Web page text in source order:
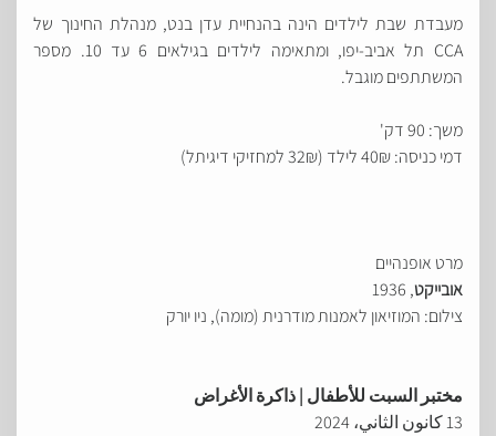
מעבדת שבת לילדים הינה בהנחיית עדן בנט, מנהלת החינוך של
CCA תל אביב-יפו, ומתאימה לילדים בגילאים 6 עד 10. מספר
המשתתפים מוגבל.
משך: 90 דק'
דמי כניסה: 40₪ לילד (32₪ למחזיקי דיגיתל)
מרט אופנהיים
אובייקט, 1936
צילום: המוזיאון לאמנות מודרנית (מומה), ניו יורק
مختبر السبت للأطفال | ذاكرة الأغراض
13 كانون الثاني، 2024